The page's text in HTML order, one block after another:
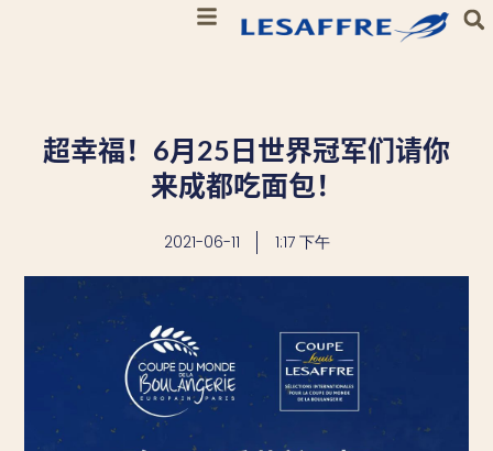
超幸福！6月25日世界冠军们请你
来成都吃面包！
2021-06-11 1:17 下午